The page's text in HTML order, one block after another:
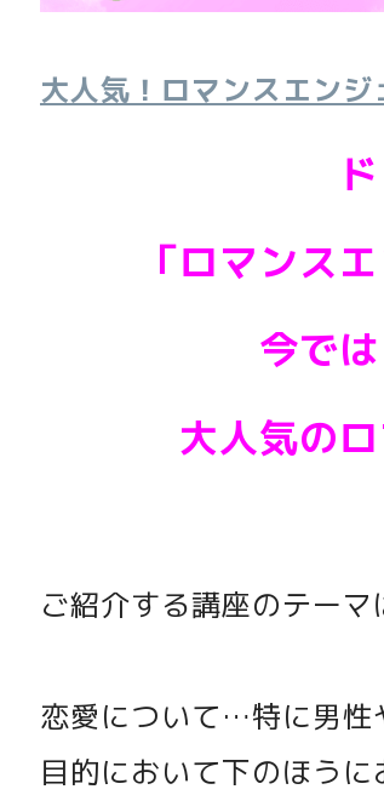
大人気！ロマンスエン
「ロマンス
今で
大人気の
ご紹介する講座のテーマ
恋愛について…特に男性
目的において下のほうに